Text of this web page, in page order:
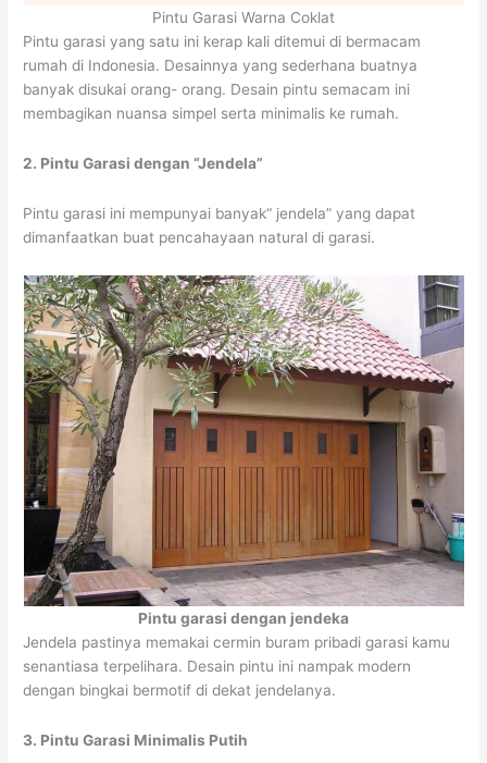
Pintu Garasi Warna Coklat
Pintu garasi yang satu ini kerap kali ditemui di bermacam
rumah di Indonesia. Desainnya yang sederhana buatnya
banyak disukai orang- orang. Desain pintu semacam ini
membagikan nuansa simpel serta minimalis ke rumah.
2. Pintu Garasi dengan “Jendela”
Pintu garasi ini mempunyai banyak“ jendela” yang dapat
dimanfaatkan buat pencahayaan natural di garasi.
Pintu garasi dengan jendeka
Jendela pastinya memakai cermin buram pribadi garasi kamu
senantiasa terpelihara. Desain pintu ini nampak modern
dengan bingkai bermotif di dekat jendelanya.
3. Pintu Garasi Minimalis Putih